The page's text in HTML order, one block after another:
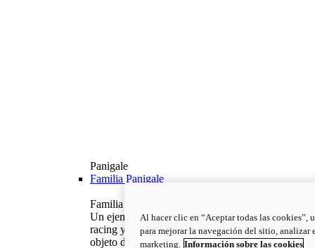
Panigale
Familia Panigale
Familia Panigale: Pura excelencia italiana.
Un ejemplo de excelencia italiana, con ADN
racing y espíritu competitivo: la Panigale es el
objeto de deseo de todo ducatista.
Al hacer clic en “Aceptar todas las cookies”,
para mejorar la navegación del sitio, analizar
marketing. Información sobre las cookies